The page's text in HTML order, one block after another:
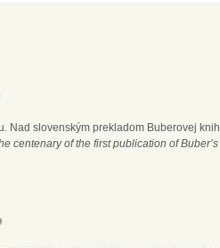
Nad slovenským prekladom Buberovej
centenary of the first publication of